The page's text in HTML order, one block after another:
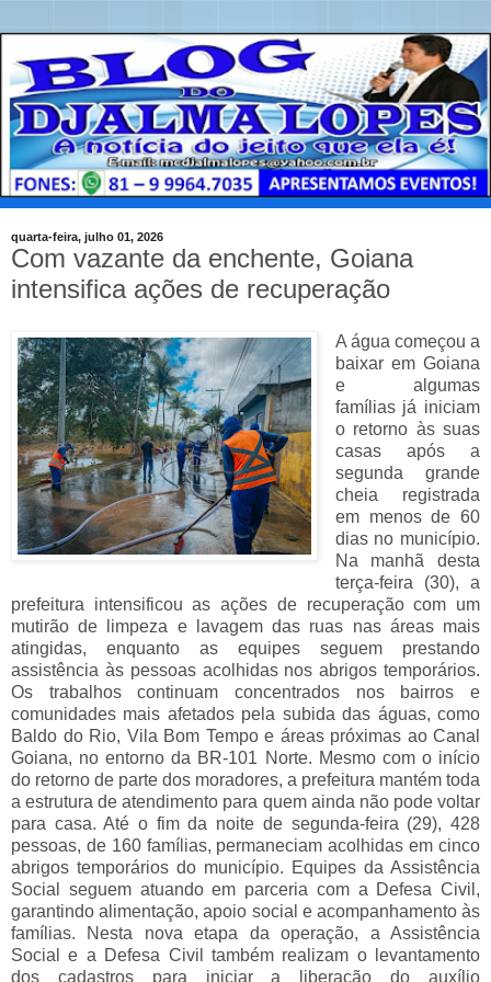
quarta-feira, julho 01, 2026
Com vazante da enchente, Goiana
intensifica ações de recuperação
A água começou a
baixar em Goiana
e algumas
famílias já iniciam
o retorno às suas
casas após a
segunda grande
cheia registrada
em menos de 60
dias no município.
Na manhã desta
terça-feira (30), a
prefeitura intensificou as ações de recuperação com um
mutirão de limpeza e lavagem das ruas nas áreas mais
atingidas, enquanto as equipes seguem prestando
assistência às pessoas acolhidas nos abrigos temporários.
Os trabalhos continuam concentrados nos bairros e
comunidades mais afetados pela subida das águas, como
Baldo do Rio, Vila Bom Tempo e áreas próximas ao Canal
Goiana, no entorno da BR-101 Norte. Mesmo com o início
do retorno de parte dos moradores, a prefeitura mantém toda
a estrutura de atendimento para quem ainda não pode voltar
para casa. Até o fim da noite de segunda-feira (29), 428
pessoas, de 160 famílias, permaneciam acolhidas em cinco
abrigos temporários do município. Equipes da Assistência
Social seguem atuando em parceria com a Defesa Civil,
garantindo alimentação, apoio social e acompanhamento às
famílias. Nesta nova etapa da operação, a Assistência
Social e a Defesa Civil também realizam o levantamento
dos cadastros para iniciar a liberação do auxílio